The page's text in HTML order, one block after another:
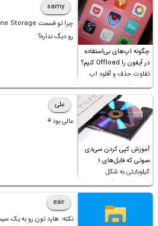
چگونه اپ‌های بی‌استفاده
در آیفون را Offload کنیم؟
تفاوت حذف و آفلود اپ
چیست؟
samy
رو دیگ نداره؟
آموزش کپی کردن سی‌دی
صوتی که فایل‌های ۱
کیلوبایتی به شکل
شورت‌کات در آن موجود
است!
علی
عالی بود⚘
exir